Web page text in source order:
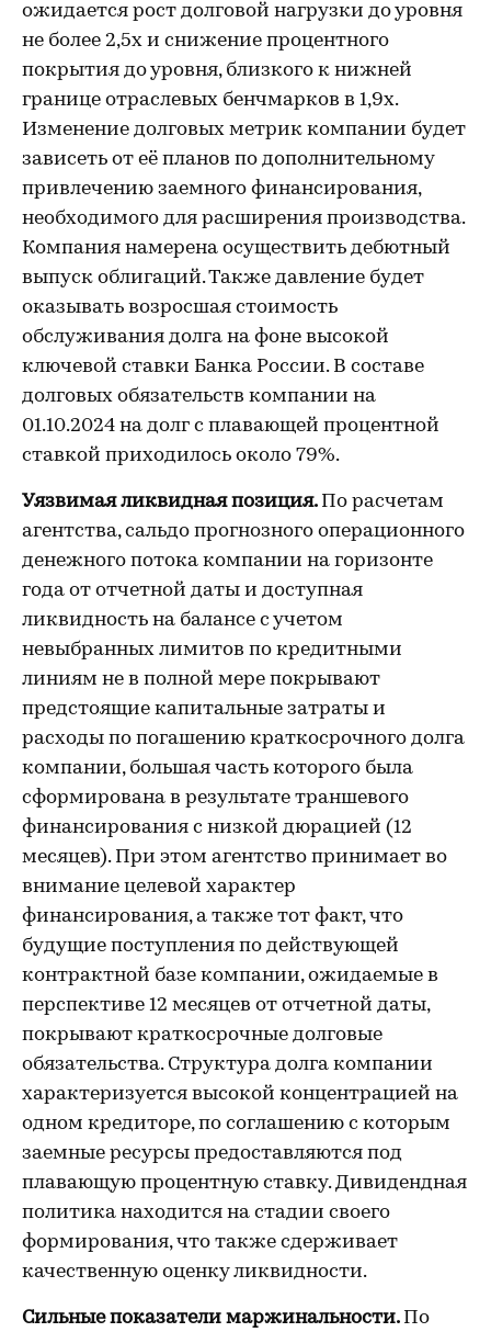
ожидается рост долговой нагрузки до уровня
не более 2,5х и снижение процентного
покрытия до уровня, близкого к нижней
границе отраслевых бенчмарков в 1,9х.
Изменение долговых метрик компании будет
зависеть от её планов по дополнительному
привлечению заемного финансирования,
необходимого для расширения производства.
Компания намерена осуществить дебютный
выпуск облигаций. Также давление будет
оказывать возросшая стоимость
обслуживания долга на фоне высокой
ключевой ставки Банка России. В составе
долговых обязательств компании на
01.10.2024 на долг с плавающей процентной
ставкой приходилось около 79%.
Уязвимая ликвидная позиция. По расчетам
агентства, сальдо прогнозного операционного
денежного потока компании на горизонте
года от отчетной даты и доступная
ликвидность на балансе с учетом
невыбранных лимитов по кредитными
линиям не в полной мере покрывают
предстоящие капитальные затраты и
расходы по погашению краткосрочного долга
компании, большая часть которого была
сформирована в результате траншевого
финансирования с низкой дюрацией (12
месяцев). При этом агентство принимает во
внимание целевой характер
финансирования, а также тот факт, что
будущие поступления по действующей
контрактной базе компании, ожидаемые в
перспективе 12 месяцев от отчетной даты,
покрывают краткосрочные долговые
обязательства. Структура долга компании
характеризуется высокой концентрацией на
одном кредиторе, по соглашению с которым
заемные ресурсы предоставляются под
плавающую процентную ставку. Дивидендная
политика находится на стадии своего
формирования, что также сдерживает
качественную оценку ликвидности.
Сильные показатели маржинальности. По